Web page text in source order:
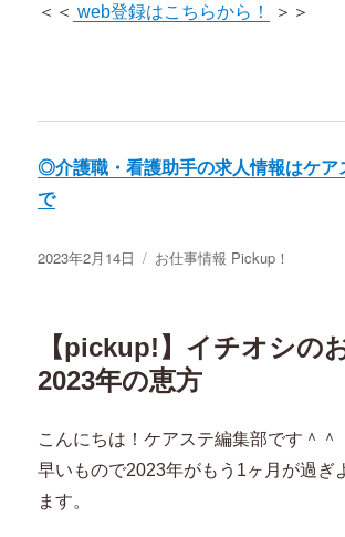
＜＜ web登録はこちらから！ ＞＞
◎介護職・看護助手の求人情報はケア
で
投
2023年2月14日
カ
ー
お仕事情報 Pickup！
【pickup!】イチオシの
2023年の恵方
こんにちは！ケアステ編集部です＾＾
早いもので2023年がもう1ヶ月が過ぎ
ます。